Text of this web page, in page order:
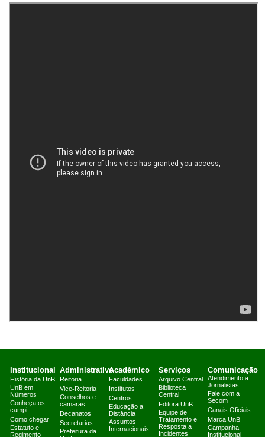
Institucional
História da UnB
UnB em
Números
Conheça os
campi
Como chegar
Estatuto e
Regimento
Administrativo
Reitoria
Vice-Reitoria
Conselhos e
câmaras
Decanatos
Secretarias
Prefeitura da
Acadêmico
Faculdades
Institutos
Centros
Educação a
Distância
Assuntos
Internacionais
Serviços
Arquivo Central
Biblioteca
Central
Editora UnB
Equipe de
Tratamento e
Resposta a
Incidentes
Comunicação
Atendimento a
Jornalistas
Fale com a
Secom
Canais Oficiais
Marca UnB
Campanha
Institucional